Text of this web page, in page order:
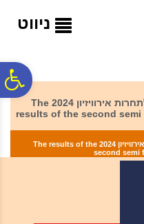
ניווט
תוצאות חצי הגמר השני בקרואטיה לתחרות אירוויזיון 2024 The
results of the second
תוצאות חצי הגמר השני בקרואטיה לתחרות אירוויזיון 2024 The results of the
second semi